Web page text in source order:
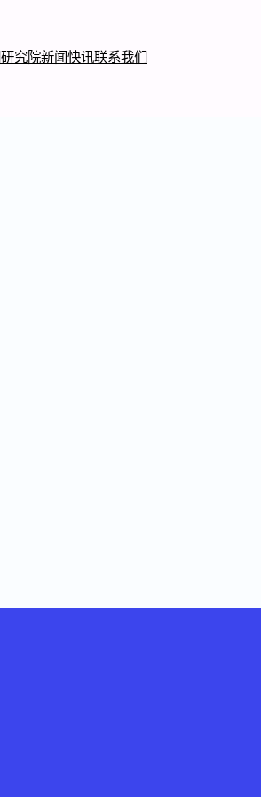
研究院新闻快讯联系我们